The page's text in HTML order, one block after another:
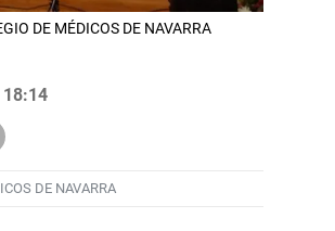
DE MÉDICOS DE NAVARRA
18:14
DE NAVARRA